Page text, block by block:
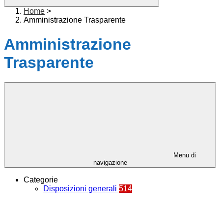
Home >
Amministrazione Trasparente
Amministrazione
Trasparente
Menu di
navigazione
Categorie
Disposizioni generali 514